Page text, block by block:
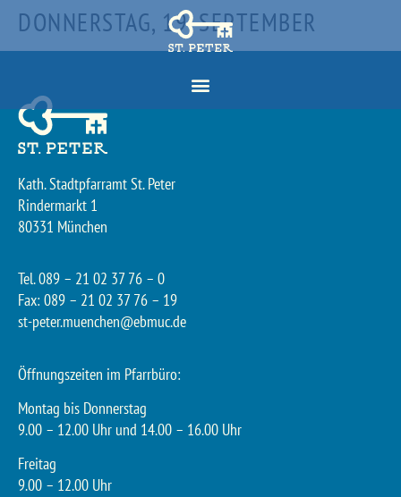
DONNERSTAG, 19. SEPTEMBER
Kath. Stadtpfarramt St. Peter
Rindermarkt 1
80331 München
Tel. 089 – 21 02 37 76 – 0
Fax: 089 – 21 02 37 76 – 19
st-peter.muenchen@ebmuc.de
Öffnungszeiten im Pfarrbüro:
Montag bis Donnerstag
9.00 – 12.00 Uhr und 14.00 – 16.00 Uhr
Freitag
9.00 – 12.00 Uhr